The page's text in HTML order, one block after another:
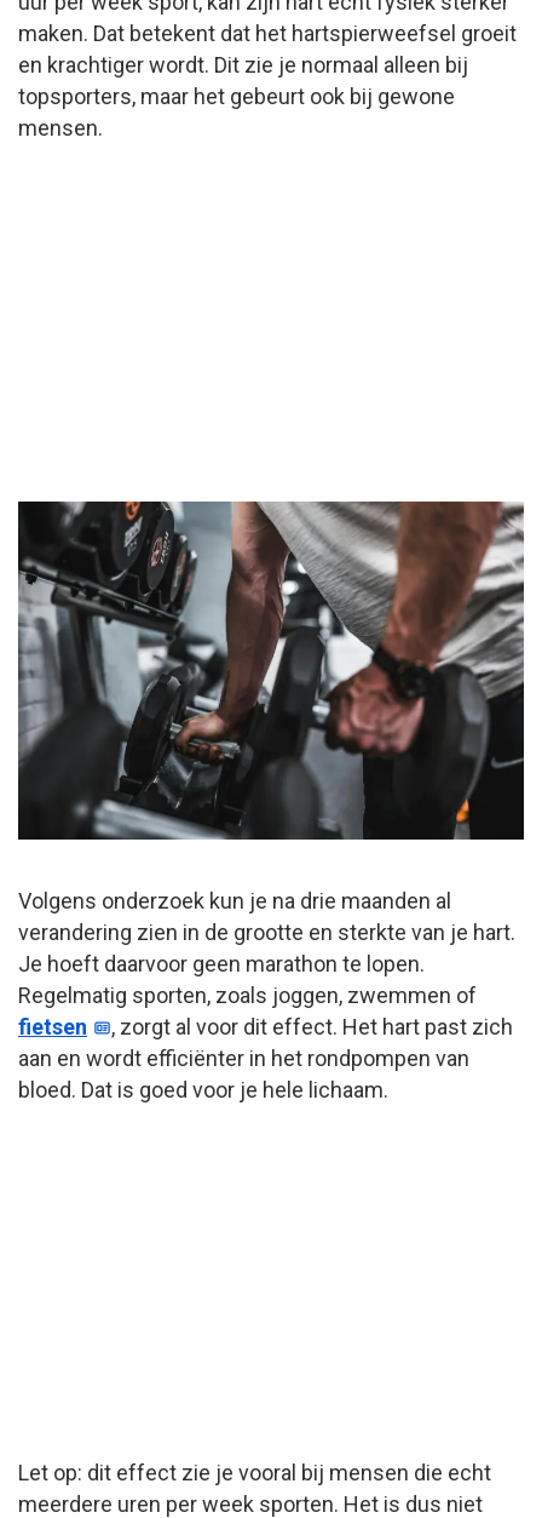
maken. Dat betekent dat het hartspierweefsel groeit
en krachtiger wordt. Dit zie je normaal alleen bij
topsporters, maar het gebeurt ook bij gewone
mensen.
Volgens onderzoek kun je na drie maanden al
verandering zien in de grootte en sterkte van je hart.
Je hoeft daarvoor geen marathon te lopen.
Regelmatig sporten, zoals joggen, zwemmen of
fietsen
, zorgt al voor dit effect. Het hart past zich
aan en wordt efficiënter in het rondpompen van
bloed. Dat is goed voor je hele lichaam.
Let op: dit effect zie je vooral bij mensen die echt
meerdere uren per week sporten. Het is dus niet